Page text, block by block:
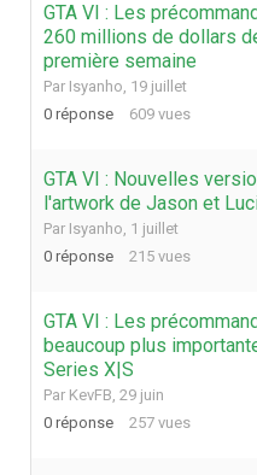
GTA VI : Les
260 millions de dollars
première semaine
Par Isyanho, 19 juillet
0 réponse 609 vues
GTA VI : Nouvelles
l'artwork de Jason et
Par Isyanho, 1 juillet
0 réponse 215 vues
GTA VI : Les
beaucoup plus
Series X|S
Par KevFB, 29 juin
0 réponse 257 vues